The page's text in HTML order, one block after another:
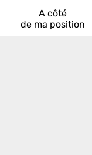
A côté
de ma position